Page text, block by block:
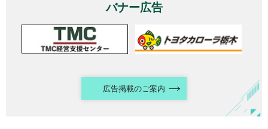
バナー広告
広告掲載のご案内